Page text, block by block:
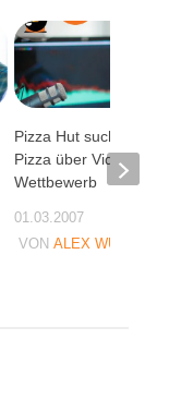
Pizza Hut sucht VP of
Pizza über Video-
Wettbewerb
01.03.2007
VONALEX WUNSCHEL